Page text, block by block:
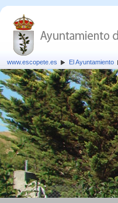
www.escopete.es El Ayuntamiento